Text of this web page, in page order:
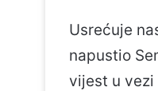
Usrećuje
napustio
vijest u vezi